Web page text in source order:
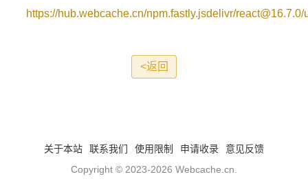
https://hub.webcache.cn/npm.fastly.jsdelivr/
<返回
关于本站 联系我们 使用限制 申请收录
意见反馈
Copyright © 2023-2026 Webcache.cn